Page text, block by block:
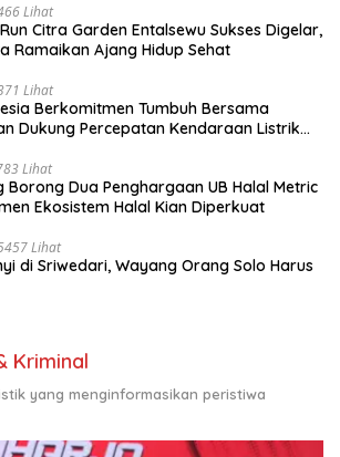
Lihat
Citra Garden Entalsewu Sukses Digelar,
Ramaikan Ajang Hidup Sehat
Lihat
Berkomitmen Tumbuh Bersama
Dukung Percepatan Kendaraan Listrik
Lihat
Borong Dua Penghargaan UB Halal Metric
Ekosistem Halal Kian Diperkuat
Lihat
di Sriwedari, Wayang Orang Solo Harus
Kriminal
yang menginformasikan peristiwa